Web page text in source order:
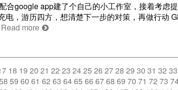
google app建了个自己的小工作室，接着考虑
，游历四方，想清楚下一步的对策，再做行动
Read more
18 19 20 21 22 23 2425 26 2728 29 30 31 32 33
59 60 61 62 63 6465 66 6768 69 70 71 72 73